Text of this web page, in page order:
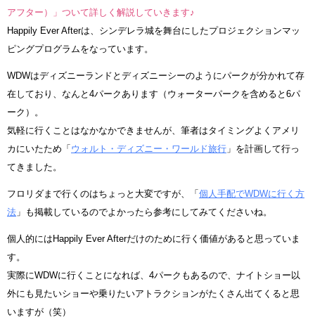
アフター）」ついて詳しく解説していきます♪
Happily Ever Afterは、シンデレラ城を舞台にしたプロジェクションマッ
ピングプログラムをなっています。
WDWはディズニーランドとディズニーシーのようにパークが分かれて存
在しており、なんと4パークあります（ウォーターパークを含めると6パ
ーク）。
気軽に行くことはなかなかできませんが、筆者はタイミングよくアメリ
カにいたため「 ウォルト・ディズニー・ワールド旅行 」を計画して行っ
てきました。
フロリダまで行くのはちょっと大変ですが、「 個人手配でWDWに行く方
法 」も掲載しているのでよかったら参考にしてみてくださいね。
個人的にはHappily Ever Afterだけのために行く価値があると思っていま
す。
実際にWDWに行くことになれば、4パークもあるので、ナイトショー以
外にも見たいショーや乗りたいアトラクションがたくさん出てくると思
いますが（笑）